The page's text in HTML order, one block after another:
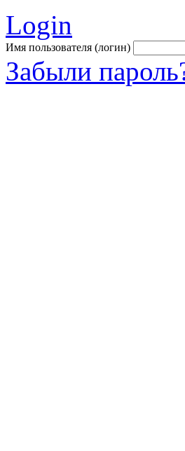
Login
Имя пользователя (логин)
Забыли